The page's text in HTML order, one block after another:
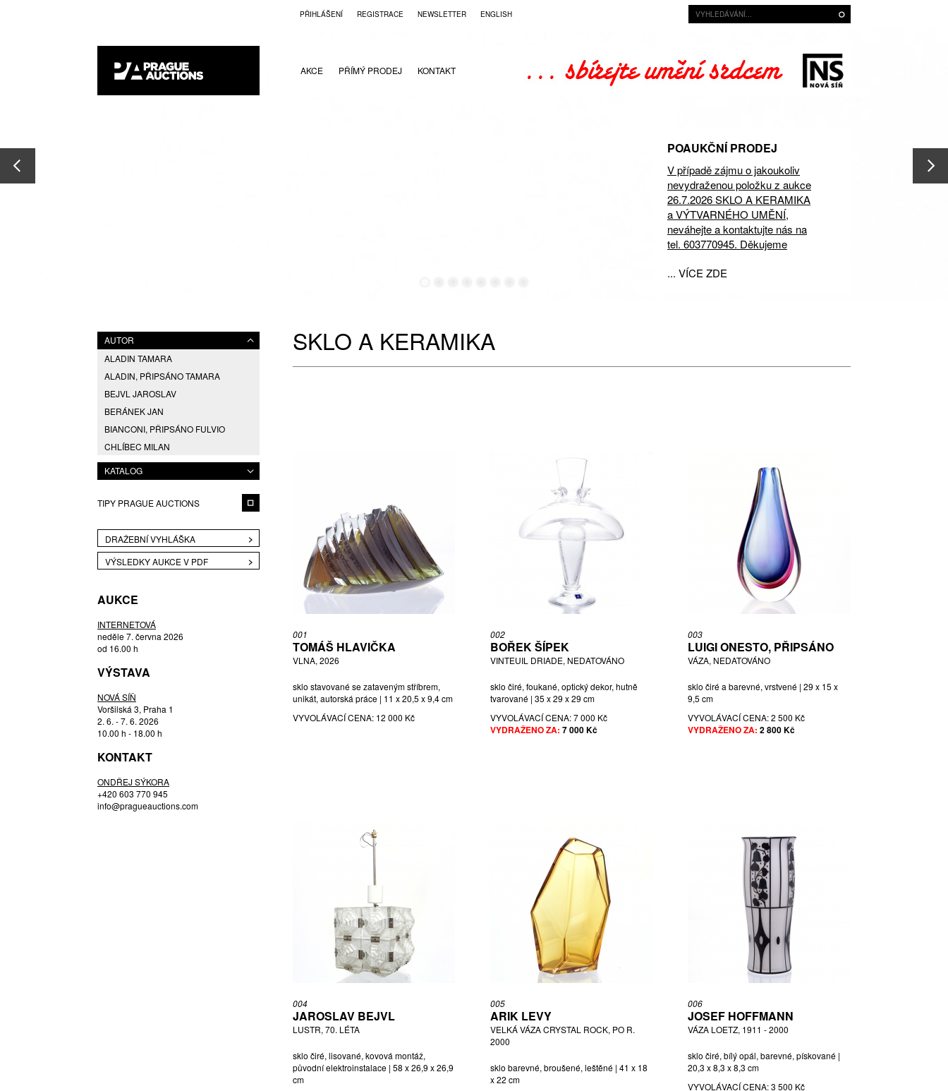
PŘIHLÁŠENÍ REGISTRACE NEWSLETTER ENGLISH
AKCE PŘÍMÝ PRODEJ KONTAKT
POAUKČNÍ PRODEJ
V případě zájmu o jakoukoliv
nevydraženou položku z aukce
26.7.2026 SKLO A KERAMIKA
a VÝTVARNÉHO UMĚNÍ,
neváhejte a kontaktujte nás na
tel. 603770945. Děkujeme
... VÍCE ZDE
AUTOR
ALADIN TAMARA
ALADIN, PŘIPSÁNO TAMARA
BEJVL JAROSLAV
BERÁNEK JAN
BIANCONI, PŘIPSÁNO FULVIO
CHLÍBEC MILAN
EDENFALK BENGT
ESCHLER RUDOLF
ESCHLER, PŘIPSÁNO RUDOLF
1973), PŘIPSÁNO RUDOLF
SCHWEDLER (1896 - 1981),
GABRHEL JAN
HANUŠ VÁCLAV
HLAVIČKA TOMÁŠ
HLOUŠEK RUDOLF
HOSPODKA JOSEF
HOSPODKA, PŘIPSÁNO JOSEF
JANDEJSKOVÁ KORTEOVÁ EVA
JEŽEK PAVEL
KLINGER (1922 - 1999),
JOSEF ROZÍNEK (1911 - 1992)
STANISLAV HONZÍK ST. (1926 -
1998),
KATALOG
TIPY PRAGUE AUCTIONS
DRAŽEBNÍ VYHLÁŠKA
VÝSLEDKY AUKCE V PDF
AUKCE
INTERNETOVÁ
neděle 7. června 2026
od 16.00 h
VÝSTAVA
NOVÁ SÍŇ
Voršilská 3, Praha 1
2. 6. - 7. 6. 2026
10.00 h - 18.00 h
KONTAKT
ONDŘEJ SÝKORA
+420 603 770 945
info@pragueauctions.com
SKLO A KERAMIKA
001
TOMÁŠ HLAVIČKA
VLNA, 2026
sklo stavované se zataveným stříbrem,
unikát, autorská práce | 11 x 20,5 x 9,4 cm
VYVOLÁVACÍ CENA: 12 000 Kč
002
BOŘEK ŠÍPEK
VINTEUIL DRIADE, NEDATOVÁNO
sklo čiré, foukané, optický dekor, hutně
tvarované | 35 x 29 x 29 cm
VYVOLÁVACÍ CENA:7 000 Kč
VYDRAŽENO ZA: 7 000 Kč
003
LUIGI ONESTO, PŘIPSÁNO
VÁZA, NEDATOVÁNO
sklo čiré a barevné, vrstvené | 29 x 15 x
9,5 cm
VYVOLÁVACÍ CENA:2 500 Kč
VYDRAŽENO ZA: 2 800 Kč
004
JAROSLAV BEJVL
LUSTR, 70. LÉTA
sklo čiré, lisované, kovová montáž,
původní elektroinstalace | 58 x 26,9 x 26,9
cm
005
ARIK LEVY
VELKÁ VÁZA CRYSTAL ROCK, PO R.
2000
sklo barevné, broušené, leštěné | 41 x 18
x 22 cm
006
JOSEF HOFFMANN
VÁZA LOETZ, 1911 - 2000
sklo čiré, bílý opál, barevné, pískované |
20,3 x 8,3 x 8,3 cm
VYVOLÁVACÍ CENA:3 500 Kč